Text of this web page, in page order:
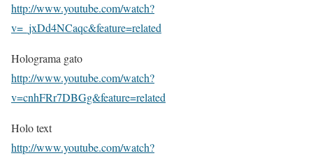
http://www.youtube.com/watch?
v=_jxDd4NCaqc&feature=related
Holograma gato
http://www.youtube.com/watch?
v=cnhFRr7DBGg&feature=related
Holo text
http://www.youtube.com/watch?